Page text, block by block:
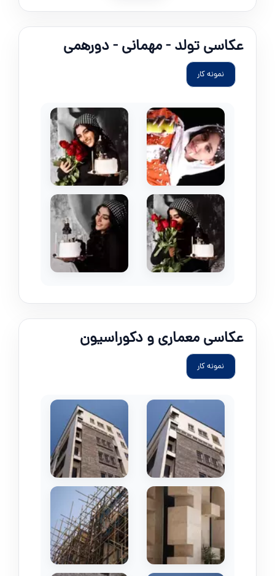
عکاسی تولد - مهمانی - دورهمی
نمونه کار
عکاسی معماری و دکوراسیون
نمونه کار